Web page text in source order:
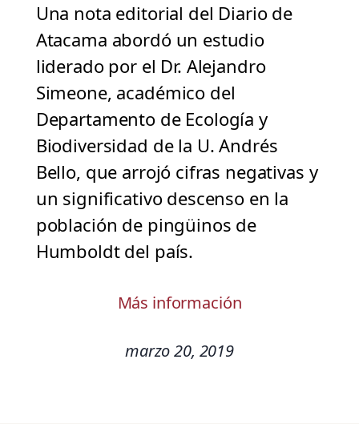
Una nota editorial del Diario de
Atacama abordó un estudio
liderado por el Dr. Alejandro
Simeone, académico del
Departamento de Ecología y
Biodiversidad de la U. Andrés
Bello, que arrojó cifras negativas y
un significativo descenso en la
población de pingüinos de
Humboldt del país.
Más información
marzo 20, 2019